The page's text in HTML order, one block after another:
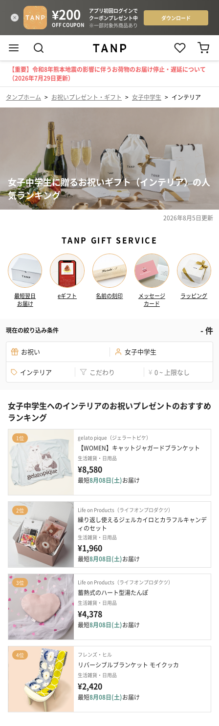
【重要】令和8年熊本地震の影響に伴うお荷物のお届け停止・遅延について
（2026年7月29日更新）
タンプホーム > お祝いプレゼント・ギフト > 女子中学生 > インテリア
女子中学生に贈るお祝いギフト（インテリア）の人
気ランキング
2026年8月5日更新
TANP GIFT SERVICE
最短翌日
お届け
eギフト 名前の刻印
メッセージ
カード
ラッピング
現在の絞り込み条件 -件
お祝い 女子中学生
インテリア こだわり ¥ 0 ~ 上限なし
女子中学生へのインテリアのお祝いプレゼントのおすすめ
ランキング
1位 gelato pique（ジェラートピケ）
【WOMEN】キャットジャガードブランケット
生活雑貨・日用品
¥8,580
最短8月08日(土)お届け
2位 Life on Products（ライフオンプロダクツ）
繰り返し使えるジェルカイロとカラフルキャンデ
ィのセット
生活雑貨・日用品
¥1,960
最短8月08日(土)お届け
3位 Life on Products（ライフオンプロダクツ）
蓄熱式のハート型湯たんぽ
生活雑貨・日用品
¥4,378
最短8月08日(土)お届け
4位 フレンズ・ヒル
リバーシブルブランケット モイクッカ
生活雑貨・日用品
¥2,420
最短8月08日(土)お届け